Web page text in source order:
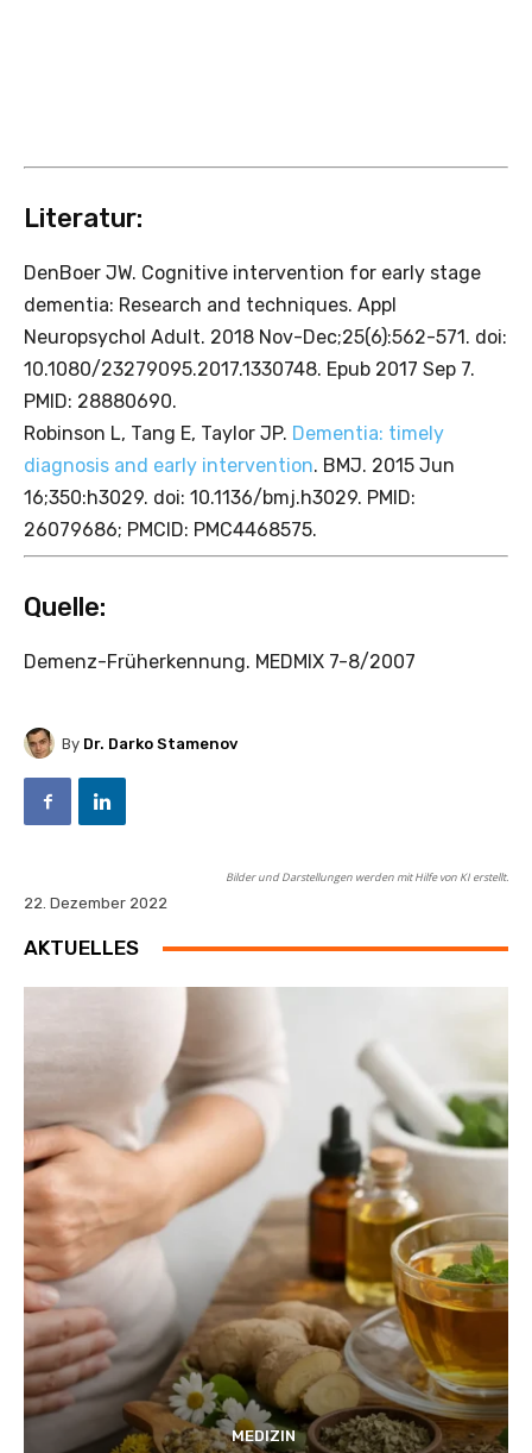
Literatur:
DenBoer JW. Cognitive intervention for early stage
dementia: Research and techniques. Appl
Neuropsychol Adult. 2018 Nov-Dec;25(6):562-571. doi:
10.1080/23279095.2017.1330748. Epub 2017 Sep 7.
PMID: 28880690.
Robinson L, Tang E, Taylor JP. Dementia: timely
diagnosis and early intervention. BMJ. 2015 Jun
16;350:h3029. doi: 10.1136/bmj.h3029. PMID:
26079686; PMCID: PMC4468575.
Quelle:
Demenz-Früherkennung. MEDMIX 7-8/2007
By Dr. Darko Stamenov
Bilder und Darstellungen werden mit Hilfe von KI erstellt.
22. Dezember 2022
AKTUELLES
MEDIZIN